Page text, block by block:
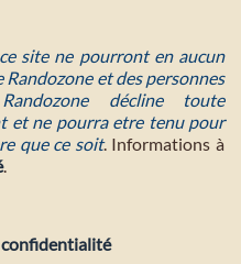
site ne pourront en aucun
et des personnes
décline toute
et ne pourra etre tenu pour
que ce soit. Informations à
.